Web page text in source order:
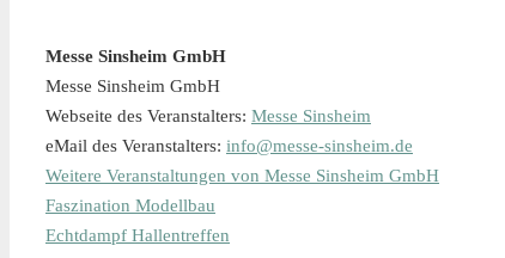
Messe Sinsheim GmbH
Messe Sinsheim GmbH
Webseite des Veranstalters: Messe Sinsheim
eMail des Veranstalters: info@messe-sinsheim.de
Weitere Veranstaltungen von Messe Sinsheim GmbH
Faszination Modellbau
Echtdampf Hallentreffen